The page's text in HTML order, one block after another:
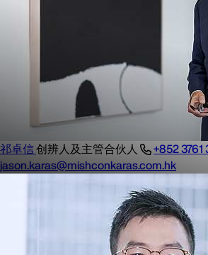
祁卓信创辨人及主管合伙人
+852 3761
jason.karas@mishconkaras.com.hk